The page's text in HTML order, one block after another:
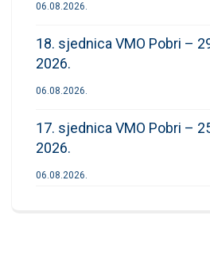
06.08.2026.
18. sjednica VMO Pobri –
2026.
06.08.2026.
17. sjednica VMO Pobri –
2026.
06.08.2026.